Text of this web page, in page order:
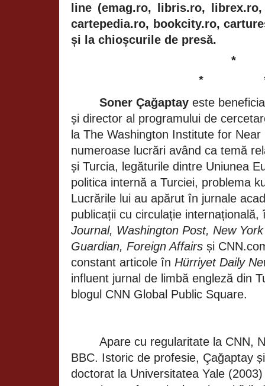
line (emag.ro, libris.ro,
cartepedia.ro, bookcity.ro,
și la chioșcurile de presă.
*
*
Soner Çağaptay este
și director al programului de
la The Washington Institute for Near
numeroase lucrări având ca temă
și Turcia, legăturile dintre Uniunea
politica internă a Turciei, problema
Lucrările lui au apărut în jurnale
publicații cu circulație
Journal, Washington Post, New
Guardian, Foreign Affairs și
constant articole în Hürriyet Daily
influent jurnal de limbă engleză din
blogul CNN Global Public Square.
Apare cu regularitate la CNN,
BBC. Istoric de profesie, Çağaptay
doctorat la Universitatea Yale